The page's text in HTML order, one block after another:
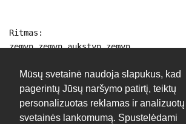
Mūsų svetainė naudoja slapukus, kad
pagerintų Jūsų naršymo patirtį, teiktų
personalizuotas reklamas ir analizuotų
svetainės lankomumą. Spustelėdami
Ritmas:
zemyn zemyn aukstyn zemyn